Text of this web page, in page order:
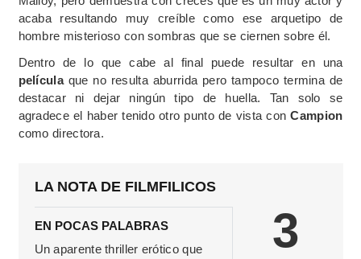
acaba resultando muy creíble como ese arquetipo de
hombre misterioso con sombras que se ciernen sobre él.
Dentro de lo que cabe al final puede resultar en una
películaque no resulta aburrida pero tampoco termina de
destacar ni dejar ningún tipo de huella. Tan solo se
agradece el haber tenido otro punto de vista conCampion
como directora.
LA NOTA DE FILMFILICOS
EN POCAS PALABRAS
Un aparente thriller erótico que
3